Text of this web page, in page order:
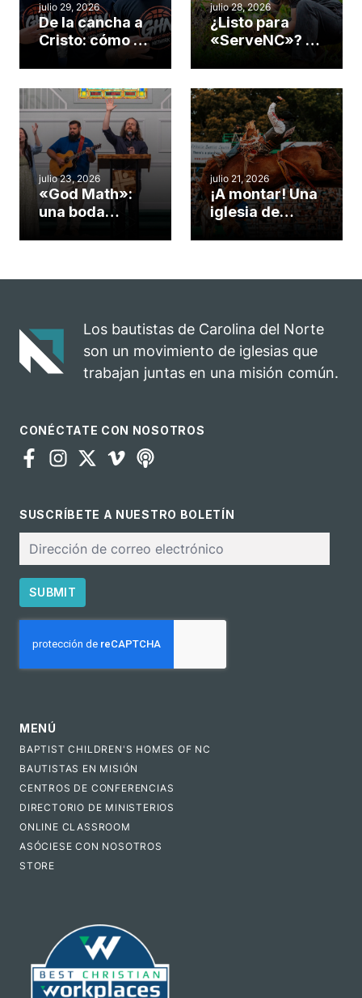
julio 29, 2026
De la cancha a
Cristo: cómo el
gimnasio de
Cary se
convirtió en un
insólito campo
misionero te
cuento
julio 28, 2026
¿Listo para
«ServeNC»? 4
obra de Dios
durante la
Semana
ServeNC
julio 23, 2026
«God Math»:
una boda
celebra el
julio 21, 2026
¡A montar! Una
iglesia de
rodeo anual en
para el
ministerio
Los bautistas de Carolina del Norte
son un movimiento de iglesias que
trabajan juntas en una misión común.
CONÉCTATE CON NOSOTROS
SUSCRÍBETE A NUESTRO BOLETÍN
electrónico
SUBMIT
MENÚ
BAPTIST CHILDREN'S HOMES OF NC
BAUTISTAS EN MISIÓN
CENTROS DE CONFERENCIAS
DIRECTORIO DE MINISTERIOS
ONLINE CLASSROOM
ASÓCIESE CON NOSOTROS
STORE